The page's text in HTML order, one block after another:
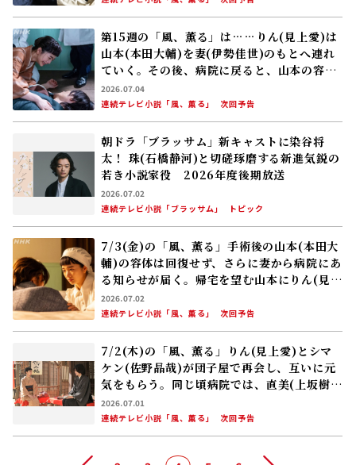
第15週の「風、薫る」は……りん(見上愛)は
山本(本田大輔)を妻(伊勢佳世)のもとへ連れ
ていく。その後、病院に戻ると、山本の容体
が急変し……
2026.07.04
連続テレビ小説「風、薫る」
次回予告
朝ドラ「ブラッサム」新キャストに染谷将
太！ 珠(石橋静河)と切磋琢磨する新進気鋭の
若き小説家役 2026年度後期放送
2026.07.02
連続テレビ小説「ブラッサム」
トピック
7/3(金)の「風、薫る」手術後の山本(本田大
輔)の容体は回復せず、さらに妻から病院にあ
る知らせが届く。帰宅を望む山本にりん(見上
愛)は……
2026.07.02
連続テレビ小説「風、薫る」
次回予告
7/2(木)の「風、薫る」りん(見上愛)とシマ
ケン(佐野晶哉)が団子屋で再会し、互いに元
気をもらう。同じ頃病院では、直美(上坂樹
里)と小川(甲斐翔真)が中庭で……
2026.07.01
連続テレビ小説「風、薫る」
次回予告